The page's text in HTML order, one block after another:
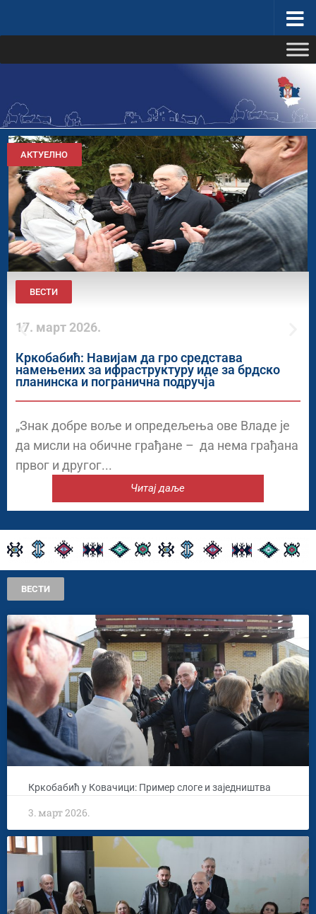
АКТУЕЛНО
ВЕСТИ
17. март 2026.
Кркобабић: Навијам да гро средстава
намењених за ифраструктуру иде за брдско
планинска и погранична подручја
„Знак добре воље и опредељења ове Владе је
да мисли на обичне грађане – да нема грађана
првог и другог...
Читај даље
ВЕСТИ
Кркобабић у Ковачици: Пример слоге и заједништва
3. март 2026.